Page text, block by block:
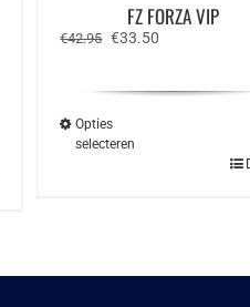
FZ FORZA VIP
€42.95 Oorspronkelijke
€42.95.
€33.50
€33.50.
Opties
selecteren